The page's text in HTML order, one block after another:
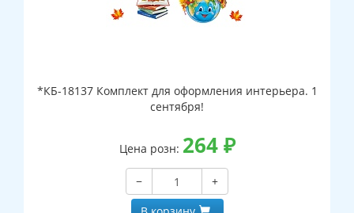
*КБ-18137 Комплект для оформления интерьера. 1
сентября!
Цена розн: 264₽
−
+